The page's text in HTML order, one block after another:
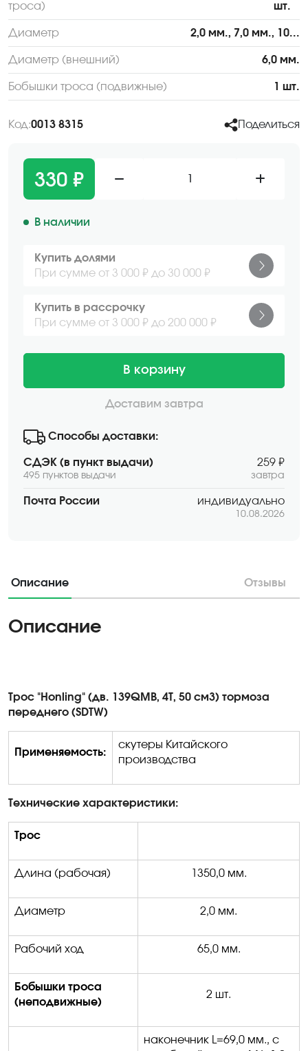
троса)
шт.
Диаметр 2,0 мм., 7,0 мм., 10...
Диаметр (внешний) 6,0 мм.
Бобышки троса (подвижные) 1 шт.
Код:0013 8315 Поделиться
330 ₽
В наличии
Купить долями
При сумме от 3 000 ₽ до 30 000 ₽
Купить в рассрочку
При сумме от 3 000 ₽ до 200 000 ₽
В корзину
Доставим завтра
Способы доставки:
СДЭК (в пункт выдачи)
495 пунктов выдачи
259 ₽
завтра
Почта России индивидуально
10.08.2026
Описание Отзывы
Описание
Трос "Honling" (дв. 139QMB, 4Т, 50 см3) тормоза
переднего (SDTW)
Применяемость:
скутеры Китайского
производства
Технические характеристики:
Трос
Длина (рабочая) 1350,0 мм.
Диаметр 2,0 мм.
Рабочий ход 65,0 мм.
Бобышки троса
(неподвижные)
2 шт.
наконечник =69,0 мм., с